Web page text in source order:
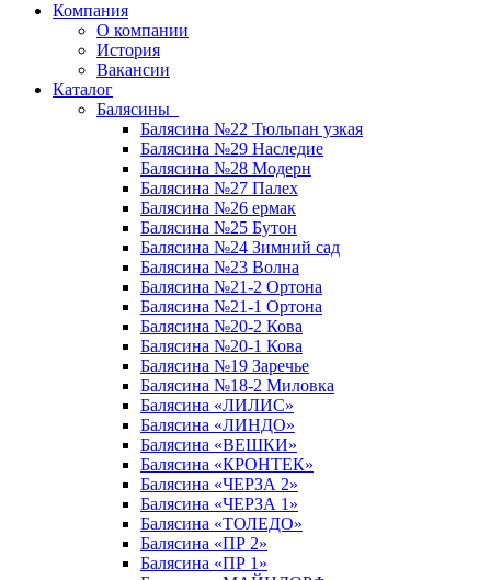
Компания
О компании
История
Вакансии
Каталог
Балясины
Балясина №22 Тюльпан узкая
Балясина №29 Наследие
Балясина №28 Модерн
Балясина №27 Палех
Балясина №26 ермак
Балясина №25 Бутон
Балясина №24 Зимний сад
Балясина №23 Волна
Балясина №21-2 Ортона
Балясина №21-1 Ортона
Балясина №20-2 Кова
Балясина №20-1 Кова
Балясина №19 Заречье
Балясина №18-2 Миловка
Балясина «ЛИЛИС»
Балясина «ЛИНДО»
Балясина «ВЕШКИ»
Балясина «КРОНТЕК»
Балясина «ЧЕРЗА 2»
Балясина «ЧЕРЗА 1»
Балясина «ТОЛЕДО»
Балясина «ПР 2»
Балясина «ПР 1»